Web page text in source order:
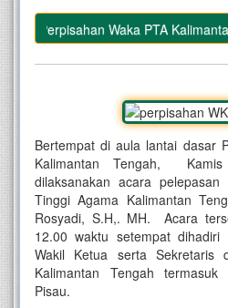
Perpisahan Waka PTA Kalimantan
Bertempat di aula lantai dasar
Kalimantan Tengah,
dilaksanakan acara
Tinggi Agama Kalimantan
Rosyadi, S.H,. MH. Acara
12.00 waktu setempat
Wakil Ketua serta Sekretaris
Kalimantan Tengah
Pisau.